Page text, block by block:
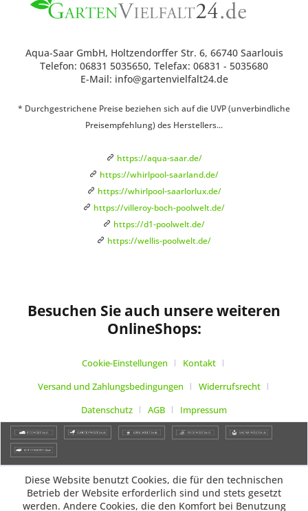
Aqua-Saar GmbH, Holtzendorffer Str. 6, 66740 Saarlouis
Telefon: 06831 5035650, Telefax: 06831 - 5035680
E-Mail: info@gartenvielfalt24.de
* Durchgestrichene Preise beziehen sich auf die UVP (unverbindliche
Preisempfehlung) des Herstellers...
https://aqua-saar.de/
https://whirlpool-saarland.de/
https://whirlpool-saarlorlux.de/
https://villeroy-boch-poolwelt.de/
https://d1-poolwelt.de/
https://wellis-poolwelt.de/
Besuchen Sie auch unsere weiteren
OnlineShops:
Cookie-Einstellungen
Kontakt
Versand und Zahlungsbedingungen
Widerrufsrecht
Datenschutz
AGB Impressum
Diese Website benutzt Cookies, die für den technischen
Betrieb der Website erforderlich sind und stets gesetzt
werden. Andere Cookies, die den Komfort bei Benutzung